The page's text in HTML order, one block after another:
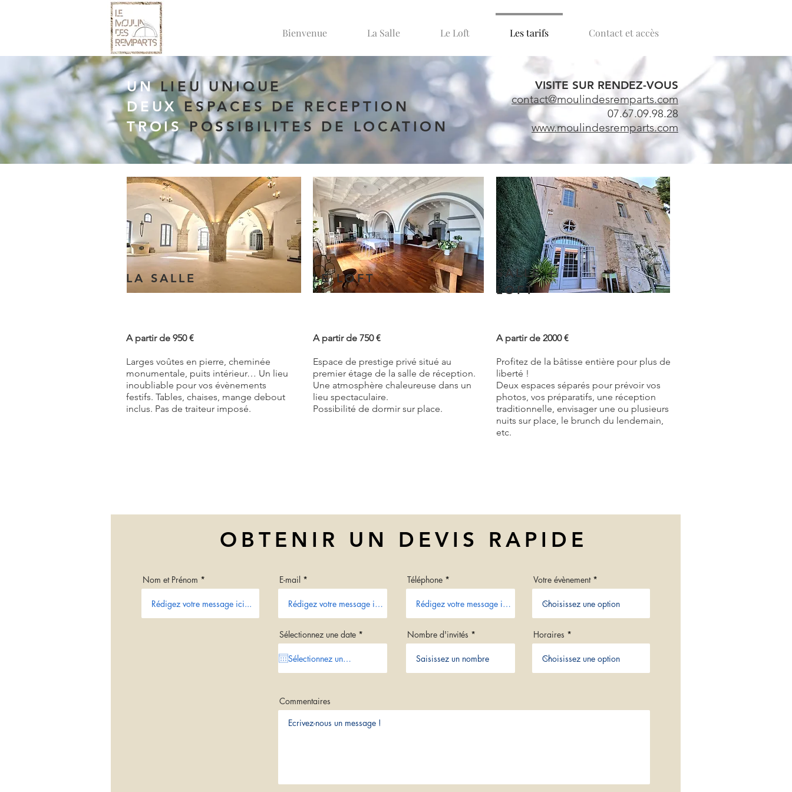
Bienvenue La Salle Le Loft Les tarifs Contact et accès
UNLIEU UNIQUE
DEUX
ESPACES DE RECEPTION
TROISPOSSIBILITES DE LOCATION
VISITE SUR RENDEZ-VOUS
contact@moulindesremparts.com
07.67.09.98.28
www.moulindesremparts.com
LA SALLE LE LOFT
SALLE +
LOFT
A partir de 950 €
Larges voûtes en pierre, cheminée
monumentale, puits intérieur… Un lieu
inoubliable pour vos évènements
festifs. Tables, chaises, mange debout
inclus. Pas de traiteur imposé.
A partir de 750 €
Espace de prestige privé situé au
premier étage de la salle de réception.
Une atmosphère chaleureuse dans un
lieu spectaculaire.
Possibilité de dormir sur place.
A partir de 2000 €
Profitez de la bâtisse entière pour plus de
liberté !
Deux espaces séparés pour prévoir vos
photos, vos préparatifs, une réception
traditionnelle, envisager une ou plusieurs
nuits sur place, le brunch du lendemain,
etc.
OBTENIR UN DEVIS RAPIDE
Nom et Prénom E-mail
Sélectionnez une date *
e
r
Téléphone
Nombre d'invités
Votre évènement
Horaires
Commentaires